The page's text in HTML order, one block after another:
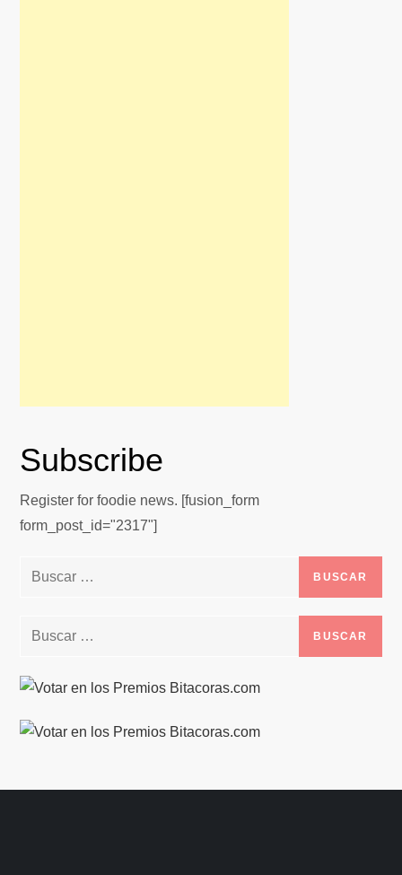
Subscribe
Register for foodie news. [fusion_form
form_post_id="2317"]
Buscar:
Buscar: